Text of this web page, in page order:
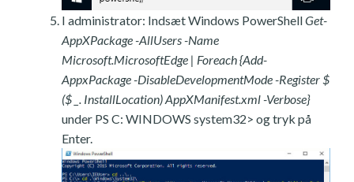
I administrator: Indsæt Windows PowerShellGet-
AppXPackage -AllUsers -Name
Microsoft.MicrosoftEdge | Foreach {Add-
AppxPackage -DisableDevelopmentMode -Register $
($ _. InstallLocation) AppXManifest.xml -Verbose}
under PS C: WINDOWS system32> og tryk på
Enter.